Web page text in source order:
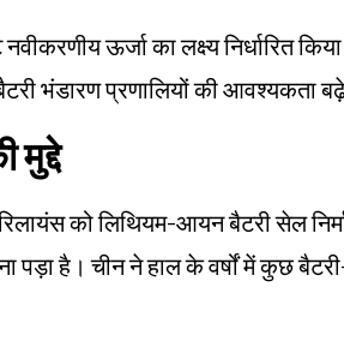
ऊर्जा का लक्ष्य निर्धारित
भंडारण प्रणालियों की आवश्यकता
मुद्दे
को लिथियम-आयन बैटरी सेल
है। चीन ने हाल के वर्षों में कुछ बैटरी-